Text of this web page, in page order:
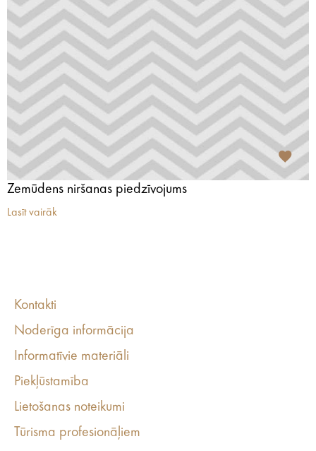
Zemūdens niršanas piedzīvojums
Lasīt vairāk
Kontakti
Noderīga informācija
Informatīvie materiāli
Piekļūstamība
Lietošanas noteikumi
Tūrisma profesionāļiem